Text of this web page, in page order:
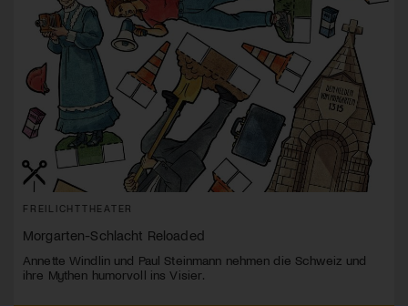
FREILICHTTHEATER
Morgarten-Schlacht Reloaded
Annette Windlin und Paul Steinmann nehmen die Schweiz und
ihre Mythen humorvoll ins Visier.